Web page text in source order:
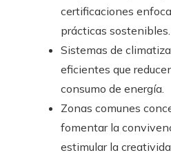
certificaciones
prácticas sostenibles.
Sistemas de
eficientes que
consumo de energía.
Zonas comunes
fomentar la
estimular la